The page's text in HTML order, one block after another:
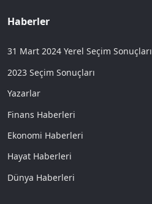
Haberler
31 Mart 2024 Yerel Seçim Sonuçları
2023 Seçim Sonuçları
Yazarlar
Finans Haberleri
Ekonomi Haberleri
Hayat Haberleri
Dünya Haberleri